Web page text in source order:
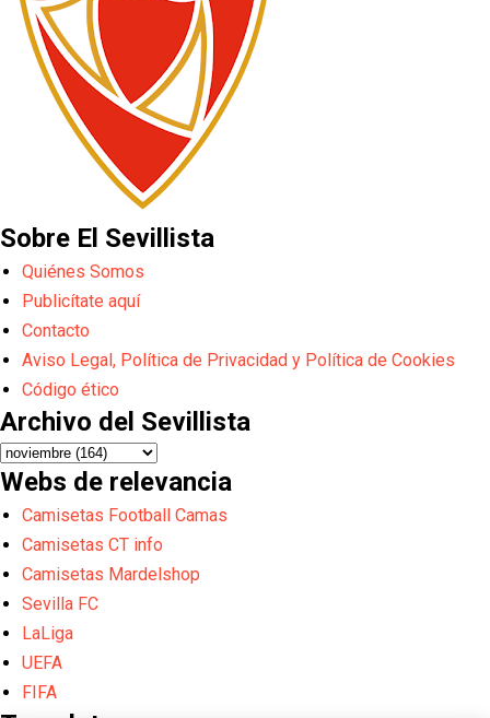
Sobre El Sevillista
Quiénes Somos
Publicítate aquí
Contacto
Aviso Legal, Política de Privacidad y Política de Cookies
Código ético
Archivo del Sevillista
Webs de relevancia
Camisetas Football Camas
Camisetas CT info
Camisetas Mardelshop
Sevilla FC
LaLiga
UEFA
FIFA